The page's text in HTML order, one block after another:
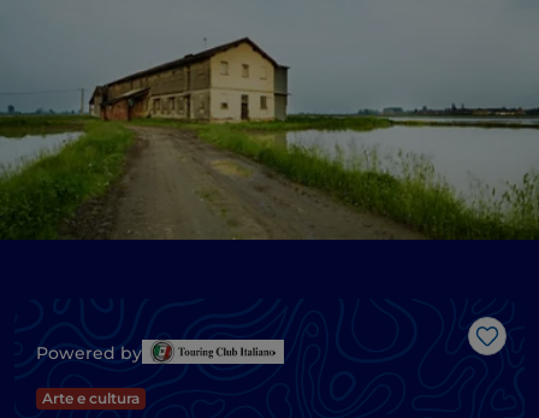
Like
Powered by
Arte e cultura